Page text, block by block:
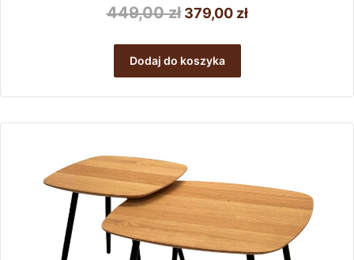
449,00zł Pierwotna
wynosiła:
449,00 zł.
379,00 złAktualna
Dodaj do koszyka